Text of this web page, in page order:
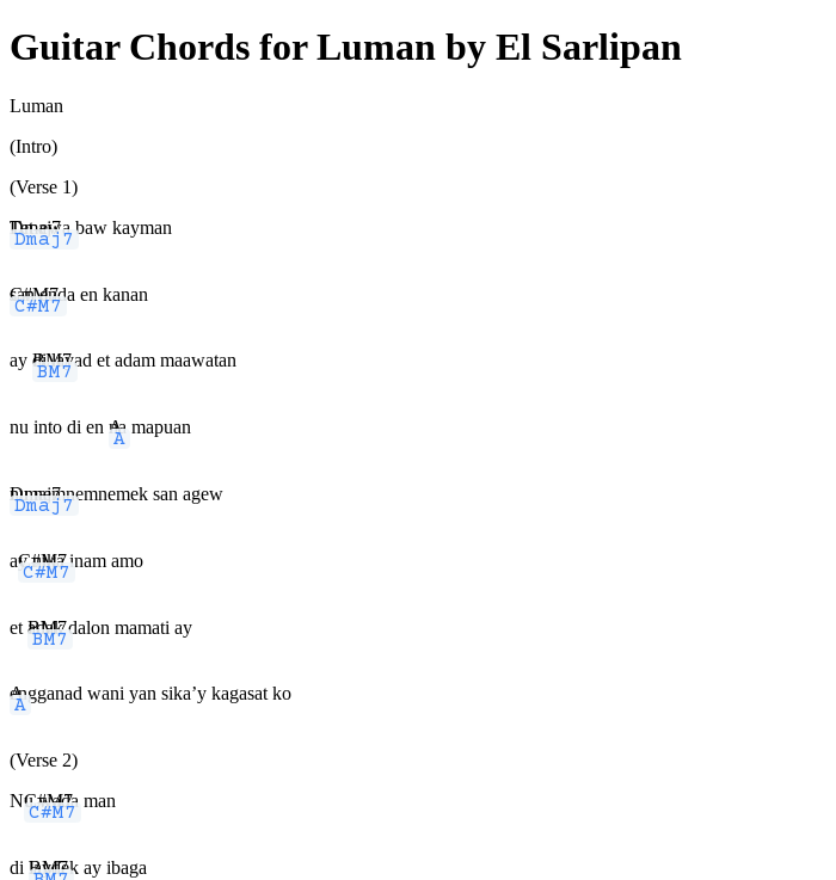
Guitar Chords for Luman by El Sarlipan
Luman
(Intro)
(Verse 1)
Dmaj7
Tet-ewa baw kayman
C#M7
san enda en kanan
ay BM7
di layad et adam maawatan
nu into di en A
na mapuan
Dmaj7
nu nemnemnemek san agew
aC#M7
y nika inam amo
et BM7
adak dalon mamati ay
A
engganad wani yan sika’y kagasat ko
(Verse 2)
NC#M7
u wada man
di BM7
laydek ay ibaga